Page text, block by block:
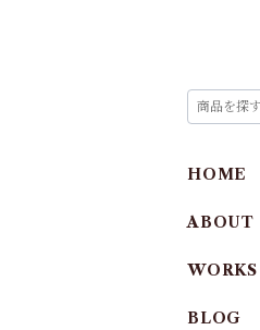
HOME
ABOUT
WORKS
BLOG